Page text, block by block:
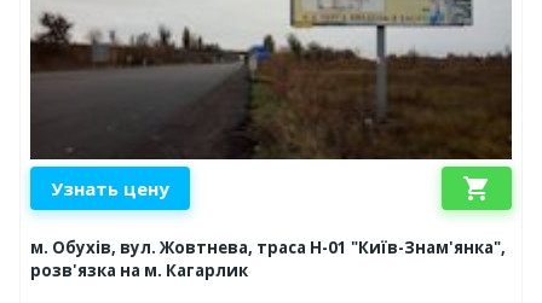
Узнать цену shopping_cart
м. Обухів, вул. Жовтнева, траса Н-01 "Київ-Знам'янка",
розв'язка на м. Кагарлик